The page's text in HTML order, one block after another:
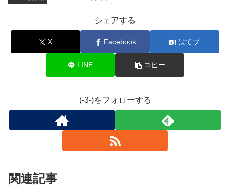
シェアする
X Facebook はてブ
LINE コピー
(-3-)をフォローする
関連記事